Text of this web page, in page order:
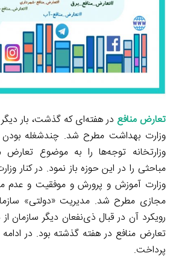
تعارض منافع در هفته‌ای که گذشت، بار
وزارت بهداشت مطرح شد. چندشغله بودن
وزارتخانه توجه‌ها را به موضوع
مباحثی را در این حوزه باز نمود. در کنار
وزارت آموزش و پرورش و موفقیت و عدم
مجازی مطرح شد. مدیریت «دولتی»
رویکرد آن در قبال ذی‌نفعان دیگر سازمان
تعارض منافع در هفته گذشته بود. در ادامه
پرداخت.